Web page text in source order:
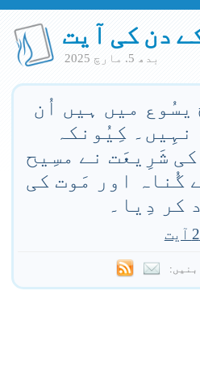
دن کی آیت
بدھ 5. مارچ 2025
یسُوع میں ہیں اُن
نہِیں۔ کِیُونکہ
شَرِیعَت نے مسِیح
گُناہ اور مَوت کی
کر دِیا۔
بنیں: